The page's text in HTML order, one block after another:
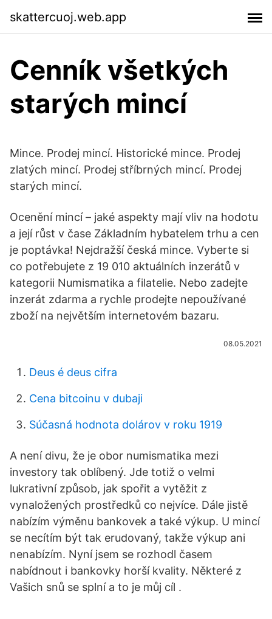
skattercuoj.web.app
Cenník všetkých
starých mincí
Mince. Prodej mincí. Historické mince. Prodej
zlatých mincí. Prodej stříbrných mincí. Prodej
starých mincí.
Ocenění mincí – jaké aspekty mají vliv na hodotu
a její růst v čase Základním hybatelem trhu a cen
je poptávka! Nejdražší česká mince. Vyberte si
co potřebujete z 19 010 aktuálních inzerátů v
kategorii Numismatika a filatelie. Nebo zadejte
inzerát zdarma a rychle prodejte nepoužívané
zboží na největším internetovém bazaru.
08.05.2021
Deus é deus cifra
Cena bitcoinu v dubaji
Súčasná hodnota dolárov v roku 1919
A není divu, že je obor numismatika mezi
investory tak oblíbený. Jde totiž o velmi
lukrativní způsob, jak spořit a vytěžit z
vynaložených prostředků co nejvíce. Dále jistě
nabízím výměnu bankovek a také výkup. U mincí
se necítím být tak erudovaný, takže výkup ani
nenabízím. Nyní jsem se rozhodl časem
nabídnout i bankovky horší kvality. Některé z
Vašich snů se splní a to je můj cíl .